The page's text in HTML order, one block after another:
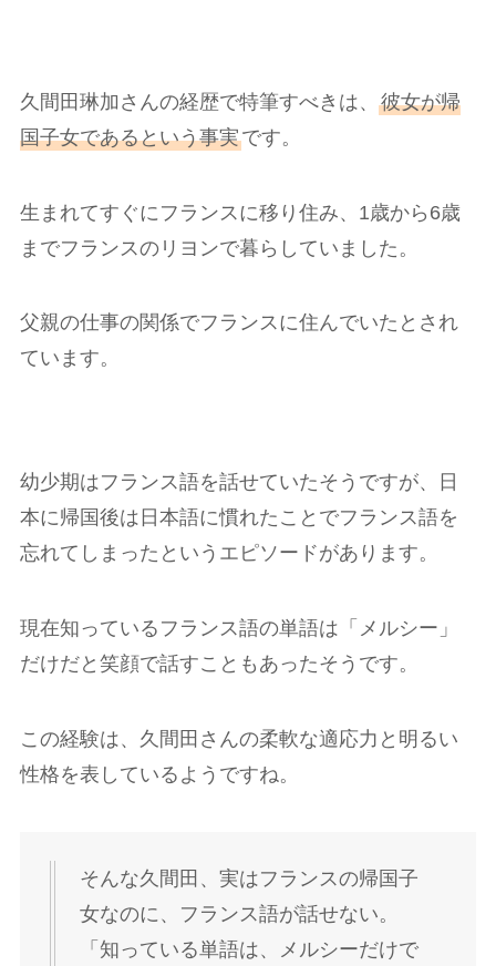
久間田琳加さんの経歴で特筆すべきは、 彼女が帰
国子女であるという事実です。
生まれてすぐにフランスに移り住み、1歳から6歳
までフランスのリヨンで暮らしていました。
父親の仕事の関係でフランスに住んでいたとされ
ています。
幼少期はフランス語を話せていたそうですが、日
本に帰国後は日本語に慣れたことでフランス語を
忘れてしまったというエピソードがあります。
現在知っているフランス語の単語は「メルシー」
だけだと笑顔で話すこともあったそうです。
この経験は、久間田さんの柔軟な適応力と明るい
性格を表しているようですね。
そんな久間田、実はフランスの帰国子
女なのに、フランス語が話せない。
「知っている単語は、メルシーだけで